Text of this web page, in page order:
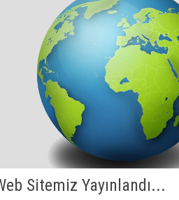
Sitemiz Yayınlandı...